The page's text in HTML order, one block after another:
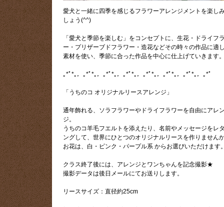
愛犬と一緒に四季を感じるフラワーアレンジメントを楽し
しょう(^^)
「愛犬と季節を楽しむ」をコンセプトに、生花・ドライフ
ー・プリザーブドフラワー・造花などその時々の作品に適
素材を使い、季節に合った作品を中心に仕上げていきます
｡*ﾟ*｡，｡*ﾟ*｡，｡*ﾟ*｡，｡*ﾟ*｡，｡*ﾟ*｡，｡*ﾟ*｡，｡*ﾟ*｡，｡*ﾟ
「うちのコ オリジナルリースアレンジ」
通年飾れる、ソラフラワーやドライフラワーを自由にアレ
ジ。
うちのコ羊毛フエルトを添えたり、名前やメッセージをレ
ングして、世界にひとつのオリジナルリースを作りません
お花は、白・ピンク・パープル系 からお選びいただけます
クラス終了後には、アレンジとワンちゃんを記念撮影★
撮影データは後日メールにてお送りします。
リースサイズ：直径約25cm